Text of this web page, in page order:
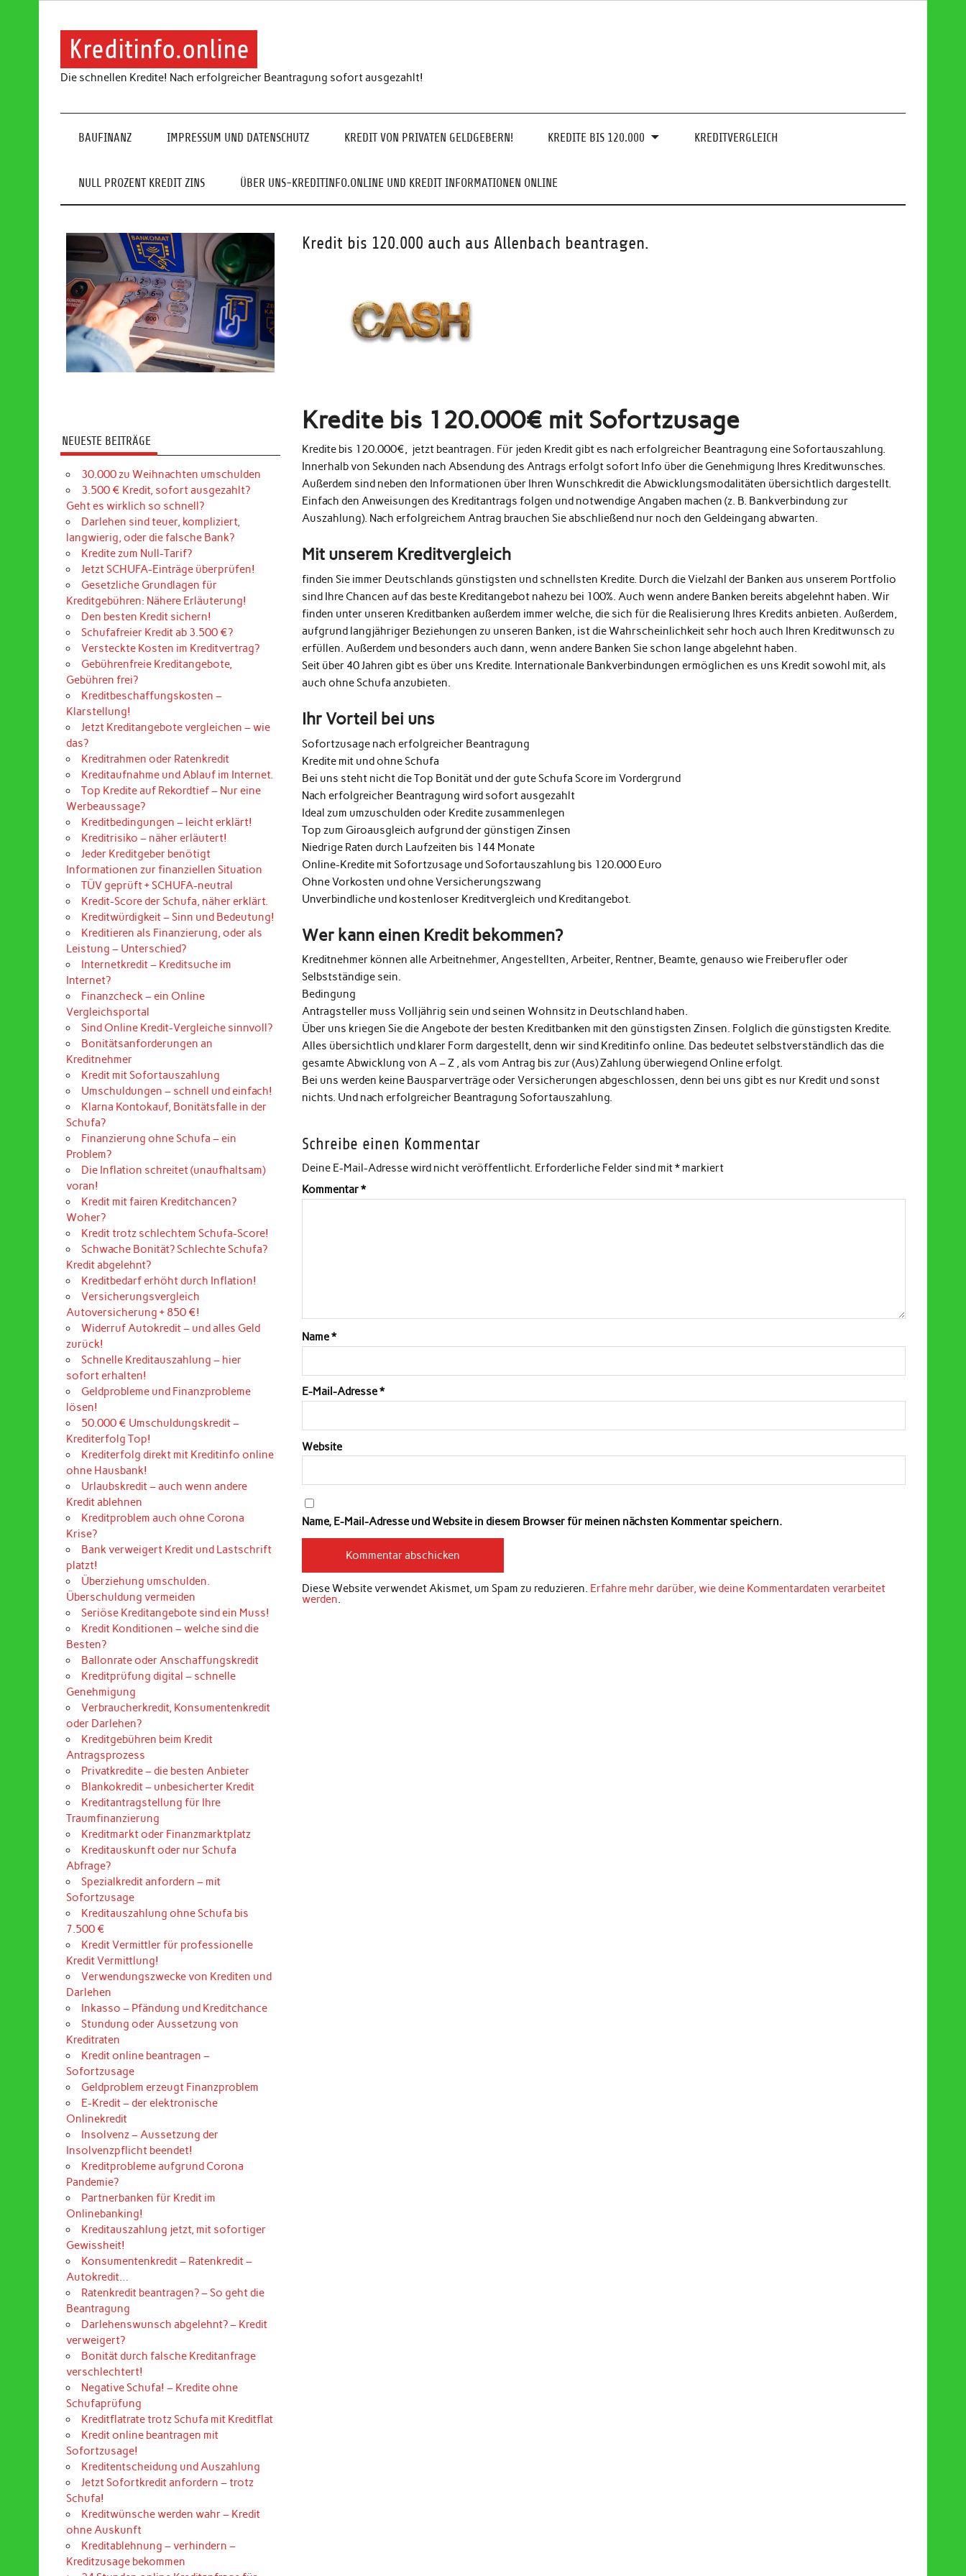
Kreditinfo.online
Die schnellen Kredite! Nach erfolgreicher Beantragung sofort ausgezahlt!
BAUFINANZ IMPRESSUM UND DATENSCHUTZ KREDIT VON PRIVATEN GELDGEBERN! KREDITE BIS 120.000 KREDITVERGLEICH
NULL PROZENT KREDIT ZINS ÜBER UNS-KREDITINFO.ONLINE UND KREDIT INFORMATIONEN ONLINE
Kredit bis 120.000 auch aus Allenbach beantragen.
Kredite bis 120.000€ mit Sofortzusage
Kredite bis 120.000€, jetzt beantragen. Für jeden Kredit gibt es nach erfolgreicher Beantragung eine Sofortauszahlung.
Innerhalb von Sekunden nach Absendung des Antrags erfolgt sofort Info über die Genehmigung Ihres Kreditwunsches.
Außerdem sind neben den Informationen über Ihren Wunschkredit die Abwicklungsmodalitäten übersichtlich dargestellt.
Einfach den Anweisungen des Kreditantrags folgen und notwendige Angaben machen (z. B. Bankverbindung zur
Auszahlung). Nach erfolgreichem Antrag brauchen Sie abschließend nur noch den Geldeingang abwarten.
Mit unserem Kreditvergleich
finden Sie immer Deutschlands günstigsten und schnellsten Kredite. Durch die Vielzahl der Banken aus unserem Portfolio
sind Ihre Chancen auf das beste Kreditangebot nahezu bei 100%. Auch wenn andere Banken bereits abgelehnt haben. Wir
finden unter unseren Kreditbanken außerdem immer welche, die sich für die Realisierung Ihres Kredits anbieten. Außerdem,
aufgrund langjähriger Beziehungen zu unseren Banken, ist die Wahrscheinlichkeit sehr hoch auch Ihren Kreditwunsch zu
erfüllen. Außerdem und besonders auch dann, wenn andere Banken Sie schon lange abgelehnt haben.
Seit über 40 Jahren gibt es über uns Kredite. Internationale Bankverbindungen ermöglichen es uns Kredit sowohl mit, als
auch ohne Schufa anzubieten.
Ihr Vorteil bei uns
Sofortzusage nach erfolgreicher Beantragung
Kredite mit und ohne Schufa
Bei uns steht nicht die Top Bonität und der gute Schufa Score im Vordergrund
Nach erfolgreicher Beantragung wird sofort ausgezahlt
Ideal zum umzuschulden oder Kredite zusammenlegen
Top zum Giroausgleich aufgrund der günstigen Zinsen
Niedrige Raten durch Laufzeiten bis 144 Monate
Online-Kredite mit Sofortzusage und Sofortauszahlung bis 120.000 Euro
Ohne Vorkosten und ohne Versicherungszwang
Unverbindliche und kostenloser Kreditvergleich und Kreditangebot.
Wer kann einen Kredit bekommen?
Kreditnehmer können alle Arbeitnehmer, Angestellten, Arbeiter, Rentner, Beamte, genauso wie Freiberufler oder
Selbstständige sein.
Bedingung
Antragsteller muss Volljährig sein und seinen Wohnsitz in Deutschland haben.
Über uns kriegen Sie die Angebote der besten Kreditbanken mit den günstigsten Zinsen. Folglich die günstigsten Kredite.
Alles übersichtlich und klarer Form dargestellt, denn wir sind Kreditinfo online. Das bedeutet selbstverständlich das die
gesamte Abwicklung von A – Z , als vom Antrag bis zur (Aus) Zahlung überwiegend Online erfolgt.
Bei uns werden keine Bausparverträge oder Versicherungen abgeschlossen, denn bei uns gibt es nur Kredit und sonst
nichts. Und nach erfolgreicher Beantragung Sofortauszahlung.
Schreibe einen Kommentar
Deine E-Mail-Adresse wird nicht veröffentlicht. Erforderliche Felder sind mit* markiert
Kommentar*
Name*
E-Mail-Adresse*
Website
Name, E-Mail-Adresse und Website in diesem Browser für meinen nächsten Kommentar speichern.
Diese Website verwendet Akismet, um Spam zu reduzieren. Erfahre mehr darüber, wie deine Kommentardaten verarbeitet
werden.
NEUESTE BEITRÄGE
30.000 zu Weihnachten umschulden
3.500 € Kredit, sofort ausgezahlt?
Geht es wirklich so schnell?
Darlehen sind teuer, kompliziert,
langwierig, oder die falsche Bank?
Kredite zum Null-Tarif?
Jetzt SCHUFA-Einträge überprüfen!
Gesetzliche Grundlagen für
Kreditgebühren: Nähere Erläuterung!
Den besten Kredit sichern!
Schufafreier Kredit ab 3.500 €?
Versteckte Kosten im Kreditvertrag?
Gebührenfreie Kreditangebote,
Gebühren frei?
Kreditbeschaffungskosten –
Klarstellung!
Jetzt Kreditangebote vergleichen – wie
das?
Kreditrahmen oder Ratenkredit
Kreditaufnahme und Ablauf im Internet.
Top Kredite auf Rekordtief – Nur eine
Werbeaussage?
Kreditbedingungen – leicht erklärt!
Kreditrisiko – näher erläutert!
Jeder Kreditgeber benötigt
Informationen zur finanziellen Situation
TÜV geprüft + SCHUFA-neutral
Kredit-Score der Schufa, näher erklärt.
Kreditwürdigkeit – Sinn und Bedeutung!
Kreditieren als Finanzierung, oder als
Leistung – Unterschied?
Internetkredit – Kreditsuche im
Internet?
Finanzcheck – ein Online
Vergleichsportal
Sind Online Kredit-Vergleiche sinnvoll?
Bonitätsanforderungen an
Kreditnehmer
Kredit mit Sofortauszahlung
Umschuldungen – schnell und einfach!
Klarna Kontokauf, Bonitätsfalle in der
Schufa?
Finanzierung ohne Schufa – ein
Problem?
Die Inflation schreitet (unaufhaltsam)
voran!
Kredit mit fairen Kreditchancen?
Woher?
Kredit trotz schlechtem Schufa-Score!
Schwache Bonität? Schlechte Schufa?
Kredit abgelehnt?
Kreditbedarf erhöht durch Inflation!
Versicherungsvergleich
Autoversicherung + 850 €!
Widerruf Autokredit – und alles Geld
zurück!
Schnelle Kreditauszahlung – hier
sofort erhalten!
Geldprobleme und Finanzprobleme
lösen!
50.000 € Umschuldungskredit –
Krediterfolg Top!
Krediterfolg direkt mit Kreditinfo online
ohne Hausbank!
Urlaubskredit – auch wenn andere
Kredit ablehnen
Kreditproblem auch ohne Corona
Krise?
Bank verweigert Kredit und Lastschrift
platzt!
Überziehung umschulden.
Überschuldung vermeiden
Seriöse Kreditangebote sind ein Muss!
Kredit Konditionen – welche sind die
Besten?
Ballonrate oder Anschaffungskredit
Kreditprüfung digital – schnelle
Genehmigung
Verbraucherkredit, Konsumentenkredit
oder Darlehen?
Kreditgebühren beim Kredit
Antragsprozess
Privatkredite – die besten Anbieter
Blankokredit – unbesicherter Kredit
Kreditantragstellung für Ihre
Traumfinanzierung
Kreditmarkt oder Finanzmarktplatz
Kreditauskunft oder nur Schufa
Abfrage?
Spezialkredit anfordern – mit
Sofortzusage
Kreditauszahlung ohne Schufa bis
7.500 €
Kredit Vermittler für professionelle
Kredit Vermittlung!
Verwendungszwecke von Krediten und
Darlehen
Inkasso – Pfändung und Kreditchance
Stundung oder Aussetzung von
Kreditraten
Kredit online beantragen –
Sofortzusage
Geldproblem erzeugt Finanzproblem
E-Kredit – der elektronische
Onlinekredit
Insolvenz – Aussetzung der
Insolvenzpflicht beendet!
Kreditprobleme aufgrund Corona
Pandemie?
Partnerbanken für Kredit im
Onlinebanking!
Kreditauszahlung jetzt, mit sofortiger
Gewissheit!
Konsumentenkredit – Ratenkredit –
Autokredit…
Ratenkredit beantragen? – So geht die
Beantragung
Darlehenswunsch abgelehnt? – Kredit
verweigert?
Bonität durch falsche Kreditanfrage
verschlechtert!
Negative Schufa! – Kredite ohne
Schufaprüfung
Kreditflatrate trotz Schufa mit Kreditflat
Kredit online beantragen mit
Sofortzusage!
Kreditentscheidung und Auszahlung
Jetzt Sofortkredit anfordern – trotz
Schufa!
Kreditwünsche werden wahr – Kredit
ohne Auskunft
Kreditablehnung – verhindern –
Kreditzusage bekommen